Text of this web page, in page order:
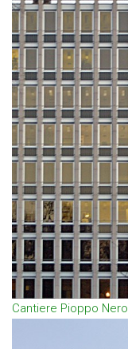
Cantiere Pioppo Nero